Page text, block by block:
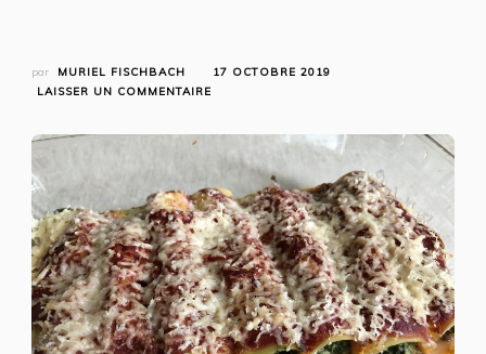
par MURIEL FISCHBACH
17 OCTOBRE 2019
LAISSER UN COMMENTAIRE
ÉPINARDS